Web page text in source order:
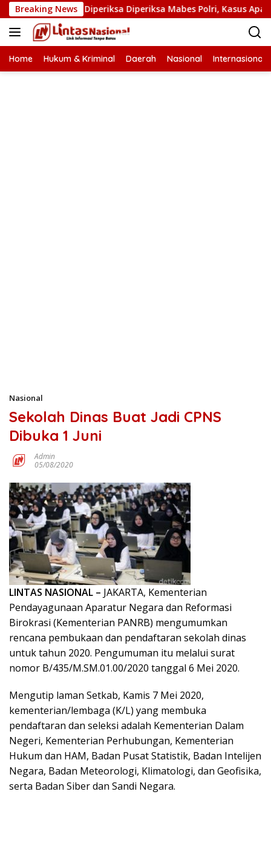
Langsung
ke
konten
Breaking News
Diperiksa Diperiksa Mabes Polri, Kasus Apa?
Home Hukum & Kriminal Daerah Nasional Internasional
Nasional
Sekolah Dinas Buat Jadi CPNS
Dibuka 1 Juni
Admin
05/08/2020
LINTAS NASIONAL – JAKARTA, Kementerian
Pendayagunaan Aparatur Negara dan Reformasi
Birokrasi (Kementerian PANRB) mengumumkan
rencana pembukaan dan pendaftaran sekolah dinas
untuk tahun 2020. Pengumuman itu melalui surat
nomor B/435/M.SM.01.00/2020 tanggal 6 Mei 2020.
Mengutip laman Setkab, Kamis 7 Mei 2020,
kementerian/lembaga (K/L) yang membuka
pendaftaran dan seleksi adalah Kementerian Dalam
Negeri, Kementerian Perhubungan, Kementerian
Hukum dan HAM, Badan Pusat Statistik, Badan Intelijen
Negara, Badan Meteorologi, Klimatologi, dan Geofisika,
serta Badan Siber dan Sandi Negara.